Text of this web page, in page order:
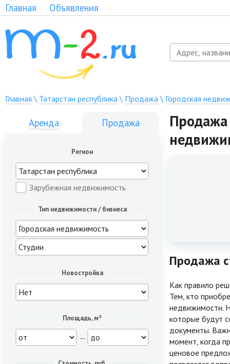
Главная Объявления
Главная \ Татарстан республика\ Продажа\ Городская
Аренда Продажа
Регион
Зарубежная недвижимость
Тип недвижимости / бизнеса
Новостройка
Площадь, м²
—
Продажа
Продажа
Как правило
Тем, кто
недвижимости.
которые будут
документы.
момент, когда
ценовое